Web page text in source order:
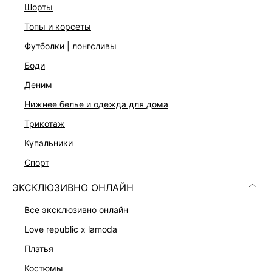
шорты
топы и корсеты
футболки | лонгсливы
боди
деним
нижнее белье и одежда для дома
трикотаж
купальники
спорт
ЭКСКЛЮЗИВНО ОНЛАЙН
все эксклюзивно онлайн
love republic x lamoda
платья
костюмы
На модели размер 44. Крой модели соответствует
стандартному размеру
Подробные условия доставки и возврата
Скачать
КАТАЛОГ
КОМПАНИЯ